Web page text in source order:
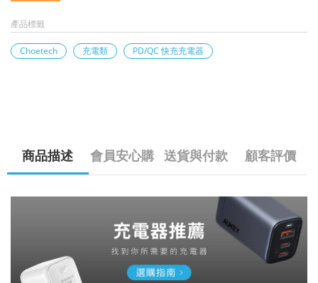
產品標籤
Choetech 充電類 PD/QC 快充充電器
商品描述 會員安心購 送貨與付款 顧客評價